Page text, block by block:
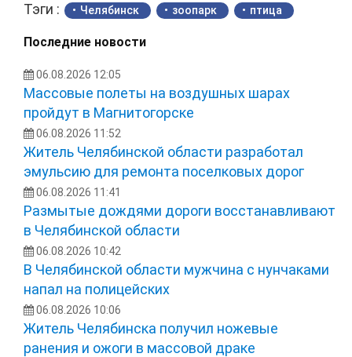
Тэги : Челябинск зоопарк птица
Последние новости
06.08.2026 12:05
Массовые полеты на воздушных шарах
пройдут в Магнитогорске
06.08.2026 11:52
Житель Челябинской области разработал
эмульсию для ремонта поселковых дорог
06.08.2026 11:41
Размытые дождями дороги восстанавливают
в Челябинской области
06.08.2026 10:42
В Челябинской области мужчина с нунчаками
напал на полицейских
06.08.2026 10:06
Житель Челябинска получил ножевые
ранения и ожоги в массовой драке